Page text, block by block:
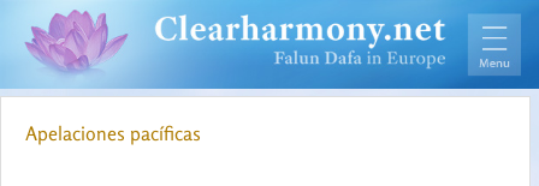
Apelaciones pacíficas